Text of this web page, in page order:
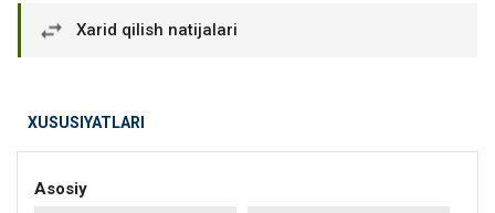
Xarid qilish natijalari
XUSUSIYATLARI
Asosiy